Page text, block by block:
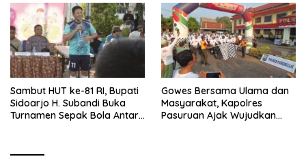
Forkopimda
Sambut HUT ke-81 RI, Bupati
Sidoarjo H. Subandi Buka
Turnamen Sepak Bola Antar
Gowes Bersama Ulama dan
Masyarakat, Kapolres
Pasuruan Ajak Wujudkan